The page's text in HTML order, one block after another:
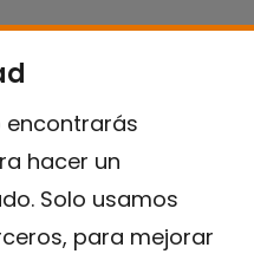
encontrarás
hacer un
Solo usamos
para mejorar